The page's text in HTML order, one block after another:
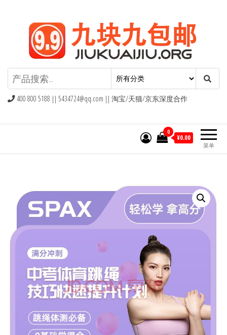
九块九包邮,9块9包邮,9.9元包邮,九
块九官网
400 800 5188 || 5434724@qq.com || 淘宝/天猫/京东深度合作
菜单
0
¥0.00